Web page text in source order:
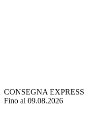
CONSEGNA EXPRESS
Fino al 09.08.2026